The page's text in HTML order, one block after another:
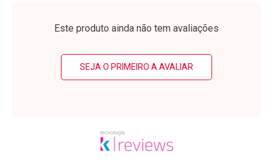
Laboratório
Por Menos Laboratório
Por Menos
Este produto ainda não tem avaliações
SEJA O PRIMEIRO A AVALIAR